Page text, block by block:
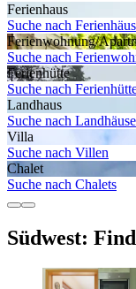
Ferienhaus
Suche nach
Ferienwohnung/
Suche nach
Ferienhütte
Suche nach
Landhaus
Suche nach
Villa
Suche nach Villen
Chalet
Suche nach Chalets
Südwest: